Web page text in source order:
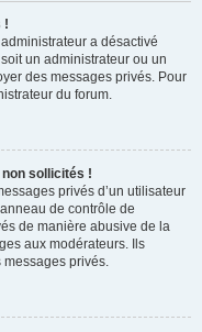
!
a désactivé
un administrateur ou un
des messages privés. Pour
du forum.
sollicités !
privés d’un utilisateur
de contrôle de
de manière abusive de la
aux modérateurs. Ils
messages privés.